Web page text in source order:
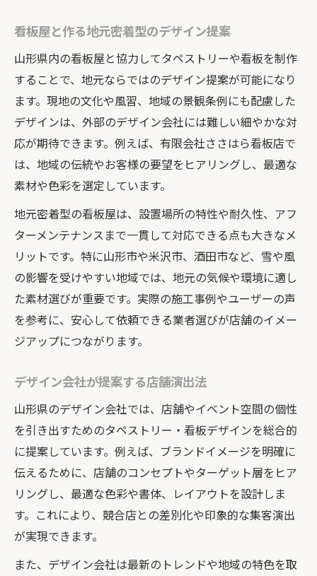
看板屋と作る地元密着型のデザイン提案
山形県内の看板屋と協力してタペストリーや看板を制作
することで、地元ならではのデザイン提案が可能になり
ます。現地の文化や風習、地域の景観条例にも配慮した
デザインは、外部のデザイン会社には難しい細やかな対
応が期待できます。例えば、有限会社ささはら看板店で
は、地域の伝統やお客様の要望をヒアリングし、最適な
素材や色彩を選定しています。
地元密着型の看板屋は、設置場所の特性や耐久性、アフ
ターメンテナンスまで一貫して対応できる点も大きなメ
リットです。特に山形市や米沢市、酒田市など、雪や風
の影響を受けやすい地域では、地元の気候や環境に適し
た素材選びが重要です。実際の施工事例やユーザーの声
を参考に、安心して依頼できる業者選びが店舗のイメー
ジアップにつながります。
デザイン会社が提案する店舗演出法
山形県のデザイン会社では、店舗やイベント空間の個性
を引き出すためのタペストリー・看板デザインを総合的
に提案しています。例えば、ブランドイメージを明確に
伝えるために、店舗のコンセプトやターゲット層をヒア
リングし、最適な色彩や書体、レイアウトを設計しま
す。これにより、競合店との差別化や印象的な集客演出
が実現できます。
また、デザイン会社は最新のトレンドや地域の特色を取